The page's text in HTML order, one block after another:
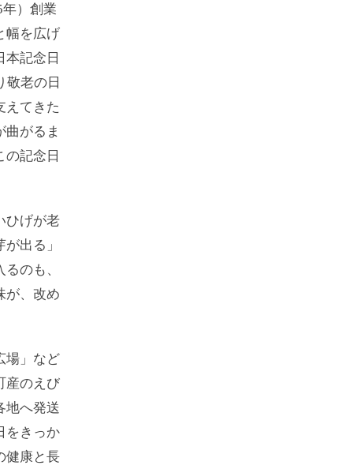
）創業
幅を広げ
本記念日
敬老の日
えてきた
がるま
の記念日
ひげが老
出る」
のも、
が、改め
場」など
産のえび
地へ発送
をきっか
健康と長